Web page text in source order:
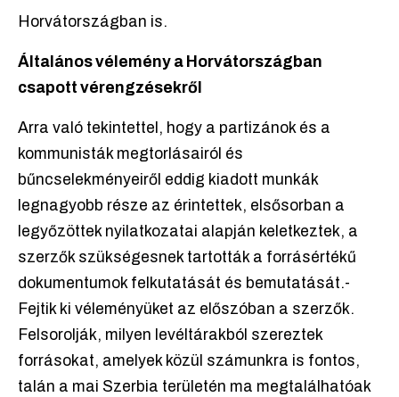
Horvátországban is.
Általános vélemény a Horvátországban
csapott vérengzésekről
Arra való tekintettel, hogy a partizánok és a
kommunisták megtorlásairól és
bűncselekményeiről eddig kiadott munkák
legnagyobb része az érintettek, elsősorban a
legyőzöttek nyilatkozatai alapján keletkeztek, a
szerzők szükségesnek tartották a forrásértékű
dokumentumok felkutatását és bemutatását.-
Fejtik ki véleményüket az előszóban a szerzők.
Felsorolják, milyen levéltárakból szereztek
forrásokat, amelyek közül számunkra is fontos,
talán a mai Szerbia területén ma megtalálhatóak